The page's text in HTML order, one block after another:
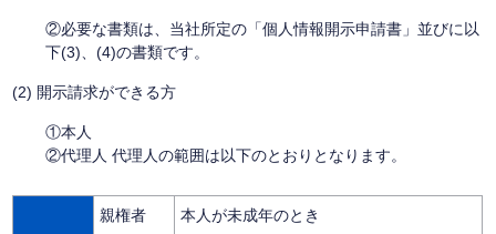
②必要な書類は、当社所定の「個人情報開示申請書」並びに以
下(3)、(4)の書類です。
(2) 開示請求ができる方
①本人
②代理人 代理人の範囲は以下のとおりとなります。
親権者 本人が未成年のとき